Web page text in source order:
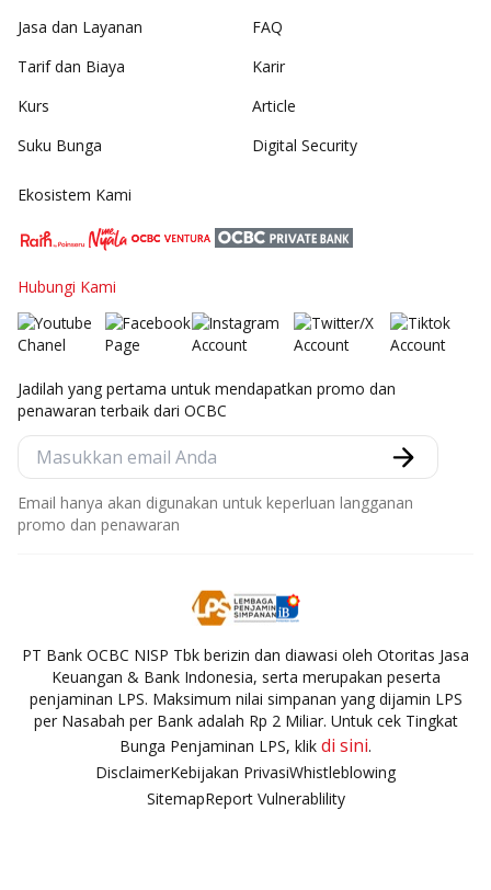
Jasa dan Layanan
Tarif dan Biaya
Kurs
Suku Bunga
FAQ
Karir
Article
Digital Security
Ekosistem Kami
Hubungi Kami
Jadilah yang pertama untuk mendapatkan promo dan
penawaran terbaik dari OCBC
Email hanya akan digunakan untuk keperluan langganan
promo dan penawaran
PT Bank OCBC NISP Tbk berizin dan diawasi oleh Otoritas Jasa
Keuangan & Bank Indonesia, serta merupakan peserta
penjaminan LPS. Maksimum nilai simpanan yang dijamin LPS
per Nasabah per Bank adalah Rp 2 Miliar. Untuk cek Tingkat
Bunga Penjaminan LPS, klik di sini.
DisclaimerKebijakan PrivasiWhistleblowing
SitemapReport Vulnerablility